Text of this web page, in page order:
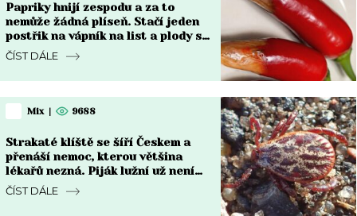
Papriky hnijí zespodu a za to
nemůže žádná plíseň. Stačí jeden
postřik na vápník na list a plody se
vzpamatují do týdne
ČÍST DÁLE
Mix | 9688
Strakaté klíště se šíří Českem a
přenáší nemoc, kterou většina
lékařů nezná. Piják lužní už není
jen na Moravě
ČÍST DÁLE